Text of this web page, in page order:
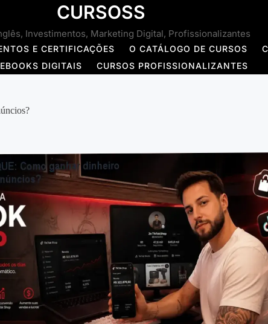
CURSOSS
Investimentos, Marketing Digital, Profissionalizantes
E CERTIFICAÇÕES O CATÁLOGO DE CURSOS
DIGITAIS
CURSOS PROFISSIONALIZANTES